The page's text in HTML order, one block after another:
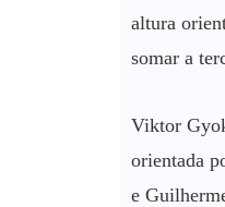
altura
somar a
Viktor
orientada
e